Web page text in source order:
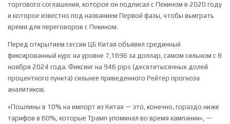
торгового соглашения, которое он подписал с Пекином в 2020 году
и которое известно под названием Первой фазы, чтобы выиграть
время для переговоров с Пекином.
Перед открытием сессии ЦБ Китая объявил срединный
фиксированный курс на уровне 7,1696 за доллар, самом сильном с 8
ноября 2024 года. Фиксинг на 946 pips (десятитысячных долей
процентного пункта) сильнее приведенного Рейтер прогноза
аналитиков.
«Пошлины в 10% на импорт из Китая — это, конечно, гораздо ниже
тарифов в 60%, которые Трамп упоминал во время кампании», —